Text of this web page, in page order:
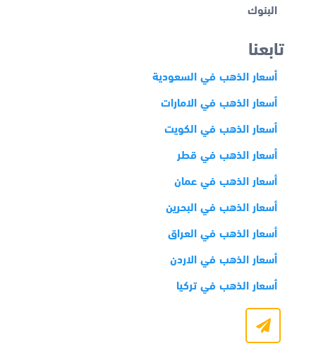
البنوك
تابعنا
أسعار الذهب في السعودية
أسعار الذهب في الامارات
أسعار الذهب في الكويت
أسعار الذهب في قطر
أسعار الذهب في عمان
أسعار الذهب في البحرين
أسعار الذهب في العراق
أسعار الذهب في الاردن
أسعار الذهب في تركيا